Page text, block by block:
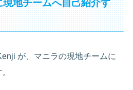
地チームへ自己紹介す
が、マニラの現地チームに